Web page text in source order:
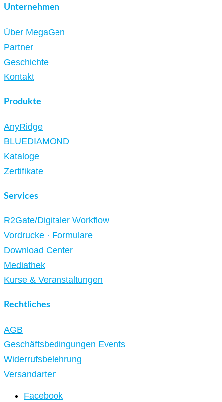
Unternehmen
Über MegaGen
Partner
Geschichte
Kontakt
Produkte
AnyRidge
BLUEDIAMOND
Kataloge
Zertifikate
Services
R2Gate/Digitaler Workflow
Vordrucke · Formulare
Download Center
Mediathek
Kurse & Veranstaltungen
Rechtliches
AGB
Geschäftsbedingungen Events
Widerrufsbelehrung
Versandarten
Facebook